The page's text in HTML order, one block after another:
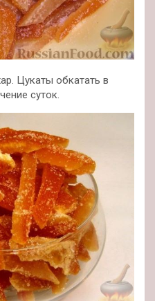
Цукаты обкатать в
суток.